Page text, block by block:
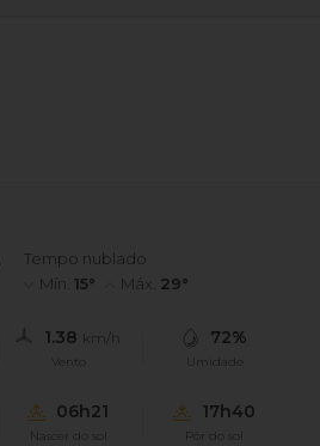
Tempo nublado
Mín. 15° Máx. 29°
1.38 km/h
Vento
72%
Umidade
06h21
Nascer do sol
17h40
Pôr do sol